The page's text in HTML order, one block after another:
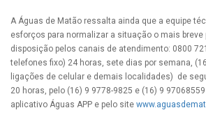
A Águas de Matão ressalta ainda que a equipe
esforços para normalizar a situação o mais breve
disposição pelos canais de atendimento: 0800
telefones fixo) 24 horas, sete dias por semana,
ligações de celular e demais localidades) de
20 horas, pelo (16) 9 9778-9825 e (16) 9
aplicativo Águas APP e pelo site